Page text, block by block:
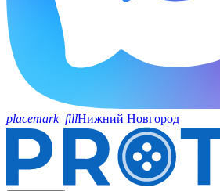
placemark_fillНижний Новгород